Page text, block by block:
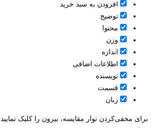
افزودن به سبد خرید
توضیح
محتوا
وزن
اندازه
اطلاعات اضافی
نویسنده
قسمت
زبان
برای مخفی‌کردن نوار مقایسه، بیرون را کلیک نمایید